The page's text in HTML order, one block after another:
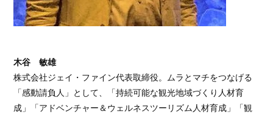
木谷 敏雄
株式会社ジェイ・ファイン代表取締役。ムラとマチをつなげる
「感動請負人」として、「持続可能な観光地域づくり人材育
成」「アドベンチャー＆ウェルネスツーリズム人材育成」「観